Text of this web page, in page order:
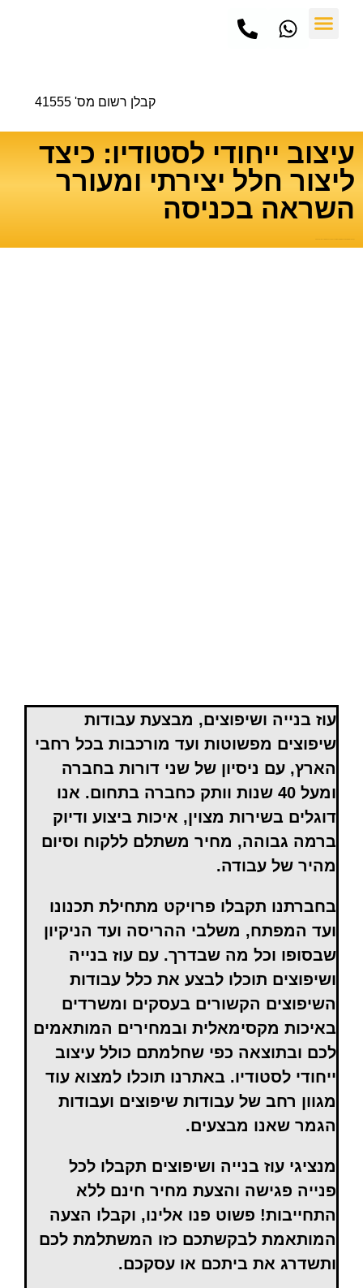
קבלן רשום מס' 41555
עיצוב ייחודי לסטודיו: כיצד
ליצור חלל יצירתי ומעורר
השראה בכניסה
עוז בנייה ושיפוצים, מבצעת עבודות
שיפוצים מפשוטות ועד מורכבות בכל רחבי
הארץ, עם ניסיון של שני דורות בחברה
ומעל 40 שנות וותק כחברה בתחום. אנו
דוגלים בשירות מצוין, איכות ביצוע ודיוק
ברמה גבוהה, מחיר משתלם ללקוח וסיום
מהיר של עבודה.
בחברתנו תקבלו פרויקט מתחילת תכנונו
ועד המפתח, משלבי ההריסה ועד הניקיון
שבסופו וכל מה שבדרך. עם עוז בנייה
ושיפוצים תוכלו לבצע את כלל עבודות
השיפוצים הקשורים בעסקים ומשרדים
באיכות מקסימאלית ובמחירים המותאמים
לכם ובתוצאה כפי שחלמתם כולל עיצוב
ייחודי לסטודיו. באתרנו תוכלו למצוא עוד
מגוון רחב של עבודות שיפוצים ועבודות
הגמר שאנו מבצעים.
מנציגי עוז בנייה ושיפוצים תקבלו לכל
פנייה פגישה והצעת מחיר חינם ללא
התחייבות! פשוט פנו אלינו, וקבלו הצעה
המותאמת לבקשתכם כזו המשתלמת לכם
ותשדרג את ביתכם או עסקכם.